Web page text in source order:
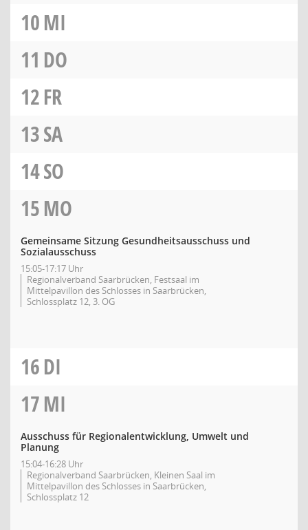
10MI
11 DO
12FR
13SA
14SO
15MO
Gemeinsame Sitzung Gesundheitsausschuss und
Sozialausschuss
15:05-17:17 Uhr
Regionalverband Saarbrücken, Festsaal im
Mittelpavillon des Schlosses in Saarbrücken,
Schlossplatz 12, 3. OG
16DI
17MI
Ausschuss für Regionalentwicklung, Umwelt und
Planung
15:04-16:28 Uhr
Regionalverband Saarbrücken, Kleinen Saal im
Mittelpavillon des Schlosses in Saarbrücken,
Schlossplatz 12